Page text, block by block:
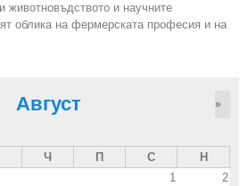
животновъдството и научните
облика на фермерската професия и на
Август »
Ч П С
Н
1
2